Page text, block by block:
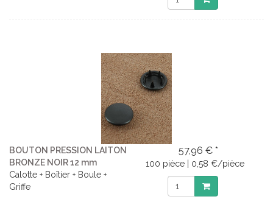
BOUTON PRESSION LAITON
BRONZE NOIR 12 mm
Calotte + Boîtier + Boule +
Griffe
57,96 € *
100 pièce | 0,58 €/pièce